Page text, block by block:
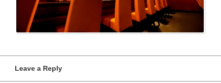
Leave a Reply